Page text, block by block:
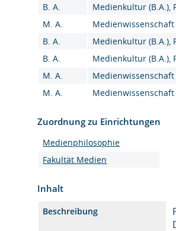
B. A.
Medienkultur (B.A.),
M. A.
Medienwissenschaft
B. A.
Medienkultur (B.A.),
B. A.
Medienkultur (B.A.),
M. A.
Medienwissenschaft
M. A.
Medienwissenschaft
Zuordnung zu Einrichtungen
Medienphilosophie
Fakultät Medien
Inhalt
Beschreibung